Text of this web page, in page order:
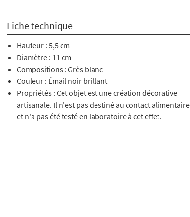
Fiche technique
Hauteur : 5,5 cm
Diamètre : 11 cm
Compositions : Grès blanc
Couleur : Émail noir brillant
Propriétés : Cet objet est une création décorative
artisanale. Il n'est pas destiné au contact alimentaire
et n'a pas été testé en laboratoire à cet effet.